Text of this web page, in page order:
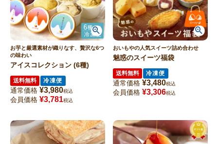
お芋と厳選素材が織りなす、贅沢な6つ
の味わい
アイスコレクション (6種)
送料無料 冷凍便
通常価格 ¥3,980税込
会員価格 ¥3,781税込
おいもやの人気スイーツ詰め合わせ
魅惑のスイーツ福袋
送料無料 冷凍便
通常価格 ¥3,480税込
会員価格 ¥3,306税込